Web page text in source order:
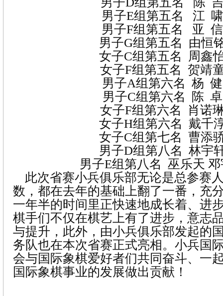
男子E组第五名 江 啸
男子F组第五名 亚 信
男子G组第五名
由恒
女子C组第五名
周鑫
女子F组第五名 贺靖
男子A组第六名 杨 健
男子C组第六名 陈 卓
女子F组第六名
肖诺
女子H组第六名 戴千
女子C组第七名 曹添
男子D组第八名 林宇
男子E组第八名 巫乐天
此次省赛小兵俱乐部无论是总参赛
数，都在去年的基础上翻了一番， 充
一年半的时间里正快速地成长着、进
棋手们不仅在棋艺上有了进步，意志
与提升，此外，由小兵俱乐部发起的
务队也在本次省赛正式亮相。 小兵国
会与国际象棋爱好者们共同奋斗、一
国际象棋事业的发展做出贡献！